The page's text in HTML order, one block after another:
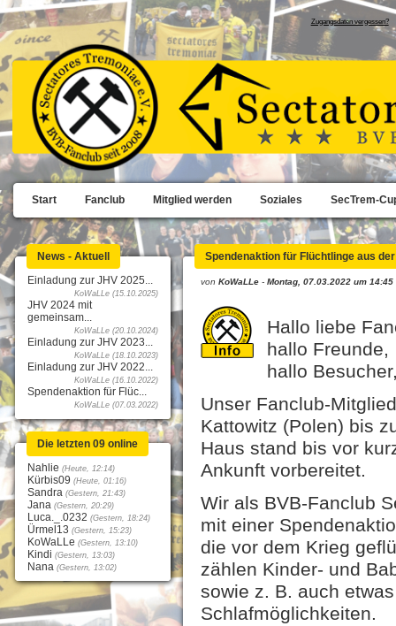
Zugangsdaten vergessen?
Start Fanclub Mitglied werden Soziales SecTrem-
News - Aktuell
Einladung zur JHV 2025...
KoWaLLe (15.10.2025)
JHV 2024 mit
gemeinsam...
KoWaLLe (20.10.2024)
Einladung zur JHV 2023...
KoWaLLe (18.10.2023)
Einladung zur JHV 2022...
KoWaLLe (16.10.2022)
Spendenaktion für Flüc...
KoWaLLe (07.03.2022)
Die letzten 09 online
Nahlie (Heute, 12:14)
Kürbis09 (Heute, 01:16)
Sandra (Gestern, 21:43)
Jana (Gestern, 20:29)
Luca._.0232 (Gestern, 18:24)
Ürmel13 (Gestern, 15:23)
KoWaLLe (Gestern, 13:10)
Kindi (Gestern, 13:03)
Nana (Gestern, 13:02)
Spendenaktion für Flüchtlinge aus
von KoWaLLe - Montag, 07.03.2022 um 14:45
Hallo liebe
hallo Freunde,
hallo
Unser Fanclub-
Kattowitz (Polen) bis
Haus stand bis vor
Ankunft vorbereitet.
Wir als BVB-Fanclub
mit einer
die vor dem Krieg
zählen Kinder- und
sowie z. B. auch
Schlafmöglichkeiten.